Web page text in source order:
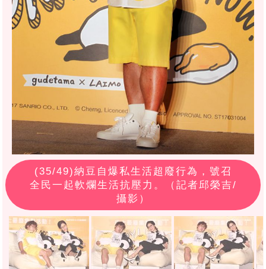
(35/49)納豆自爆私生活超廢行為，號召
全民一起軟爛生活抗壓力。（記者邱榮吉/
攝影）